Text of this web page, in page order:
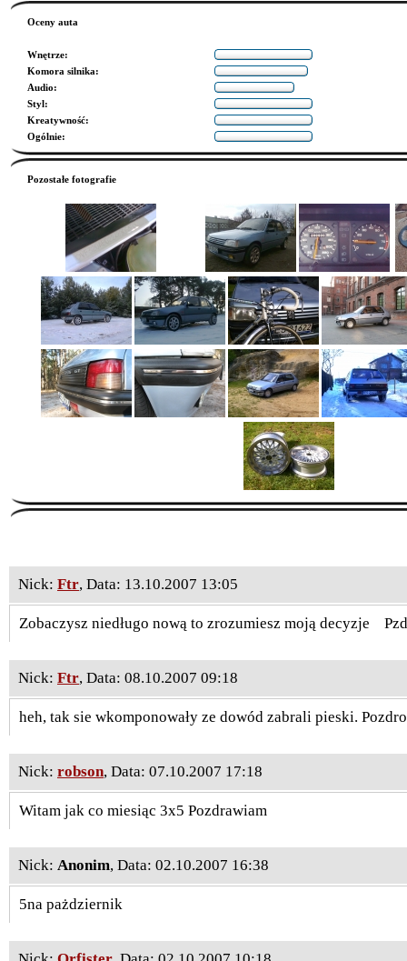
Oceny auta
Wnętrze:
Komora silnika:
Audio:
Styl:
Kreatywność:
Ogólnie:
Pozostałe fotografie
Nick: Ftr, Data: 13.10.2007 13:05
Zobaczysz niedługo nową to zrozumiesz moją decyzje
Nick: Ftr, Data: 08.10.2007 09:18
heh, tak sie wkomponowały ze dowód zabrali pieski.
Nick: robson, Data: 07.10.2007 17:18
Witam jak co miesiąc 3x5 Pozdrawiam
Nick: Anonim, Data: 02.10.2007 16:38
5na pażdziernik